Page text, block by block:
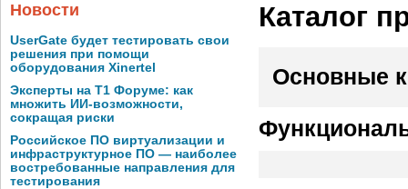
Новости
UserGate будет тестировать свои
решения при помощи
оборудования Xinertel
Эксперты на Т1 Форуме: как
множить ИИ-возможности,
сокращая риски
Российское ПО виртуализации и
инфраструктурное ПО — наиболее
востребованные направления для
тестирования
Каталог
Основные